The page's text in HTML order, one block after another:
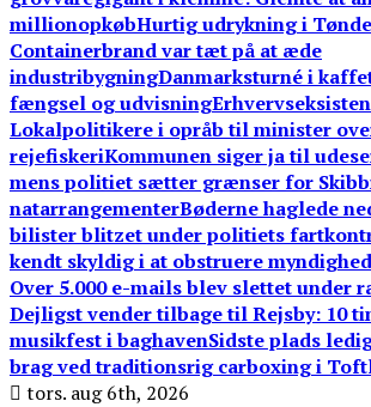
millionopkøbHurtig udrykning i
Containerbrand var tæt på at æde
industribygningDanmarksturné i
fængsel og udvisning
Lokalpolitikere i opråb til minister
rejefiskeriKommunen siger ja til
mens politiet sætter grænser for
natarrangementerBøderne haglede
bilister blitzet under politiets
kendt skyldig i at obstruere
Over 5.000 e-mails blev slettet under
Dejligst vender tilbage til Rejsby: 10
musikfest i baghavenSidste plads
brag ved traditionsrig carboxing i
tors. aug 6th, 2026